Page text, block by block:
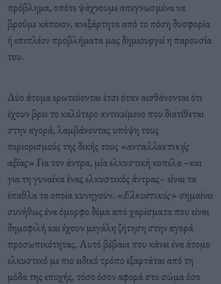
πρόβλημα, οπότε ψάχνουμε απεγνωσμένα να
βρούμε κάποιον, ανεξάρτητα από το πόση δυσφορία
ή επιπλέον προβλήματα μας δημιουργεί η παρουσία
του.
Δύο άτομα ερωτεύονται έτσι όταν αισθάνονται ότι
έχουν βρει το καλύτερο αντικείμενο που διατίθεται
στην αγορά, λαμβάνοντας υπόψη τους
περιορισμούς της δικής τους «ανταλλακτικής
αξίας» Για τον άντρα, μία ελκυστική κοπέλα –και
για τη γυναίκα ένας ελκυστικός άντρας– είναι τα
έπαθλα τα οποία κυνηγούν. «Ελκυστικός» σημαίνει
συνήθως ένα όμορφο δέμα από χαρίσματα που είναι
δημοφιλή και έχουν μεγάλη ζήτηση στην αγορά
προσωπικότητας. Αυτό βέβαια που κάνει ένα άτομο
ελκυστικό με πιο ειδικό τρόπο εξαρτάται από τη
μόδα της εποχής, τόσο όσον αφορά στο σώμα όσο